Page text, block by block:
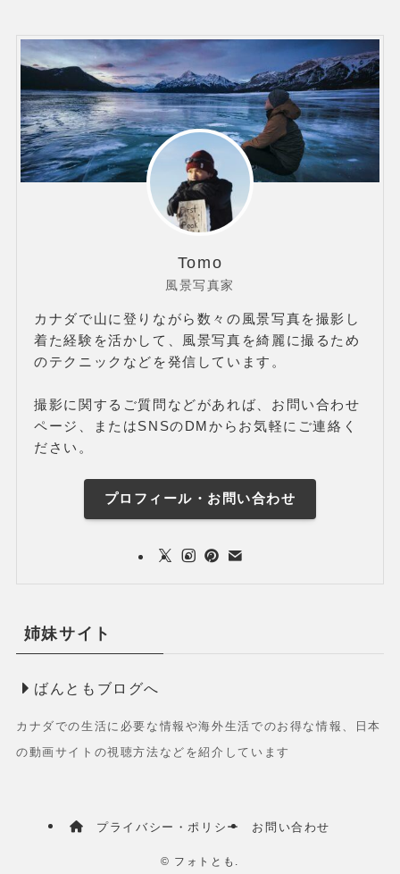
Tomo
風景写真家
カナダで山に登りながら数々の風景写真を撮影し
着た経験を活かして、風景写真を綺麗に撮るため
のテクニックなどを発信しています。
撮影に関するご質問などがあれば、お問い合わせ
ページ、またはSNSのDMからお気軽にご連絡く
ださい。
プロフィール・お問い合わせ
姉妹サイト
ばんともブログへ
カナダでの生活に必要な情報や海外生活でのお得な情報、日本
の動画サイトの視聴方法などを紹介しています
プライバシー・ポリシー お問い合わせ
© フォトとも.